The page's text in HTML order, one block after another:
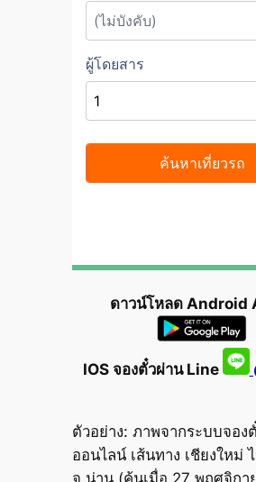
ดาวน์โหลด Android
IOS จองตั๋วผ่าน Line
ตัวอย่าง: ภาพจากระบบจอง
ออนไลน์ เส้นทาง เชียงใหม่